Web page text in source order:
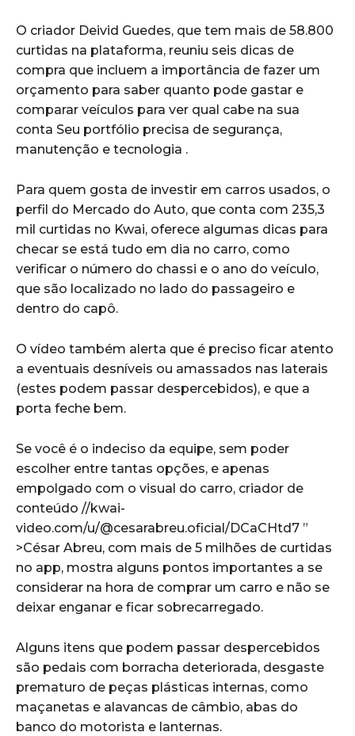
O criador Deivid Guedes, que tem mais de 58.800
curtidas na plataforma, reuniu seis dicas de
compra que incluem a importância de fazer um
orçamento para saber quanto pode gastar e
comparar veículos para ver qual cabe na sua
conta Seu portfólio precisa de segurança,
manutenção e tecnologia .
Para quem gosta de investir em carros usados, o
perfil do Mercado do Auto, que conta com 235,3
mil curtidas no Kwai, oferece algumas dicas para
checar se está tudo em dia no carro, como
verificar o número do chassi e o ano do veículo,
que são localizado no lado do passageiro e
dentro do capô.
O vídeo também alerta que é preciso ficar atento
a eventuais desníveis ou amassados ​​nas laterais
(estes podem passar despercebidos), e que a
porta feche bem.
Se você é o indeciso da equipe, sem poder
escolher entre tantas opções, e apenas
empolgado com o visual do carro, criador de
conteúdo //kwai-
video.com/u/@cesarabreu.oficial/DCaCHtd7 ”
>César Abreu, com mais de 5 milhões de curtidas
no app, mostra alguns pontos importantes a se
considerar na hora de comprar um carro e não se
deixar enganar e ficar sobrecarregado.
Alguns itens que podem passar despercebidos
são pedais com borracha deteriorada, desgaste
prematuro de peças plásticas internas, como
maçanetas e alavancas de câmbio, abas do
banco do motorista e lanternas.